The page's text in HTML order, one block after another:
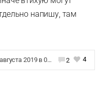
напишу, там
6 августа 2019 в 07:13 2 4